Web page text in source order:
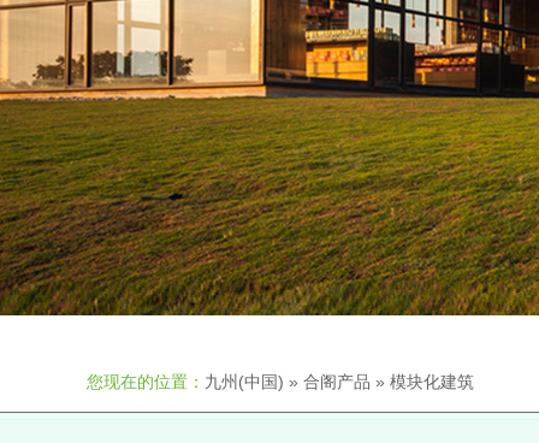
您现在的位置： 九州(中国) » 合阁产品 » 模块化建筑